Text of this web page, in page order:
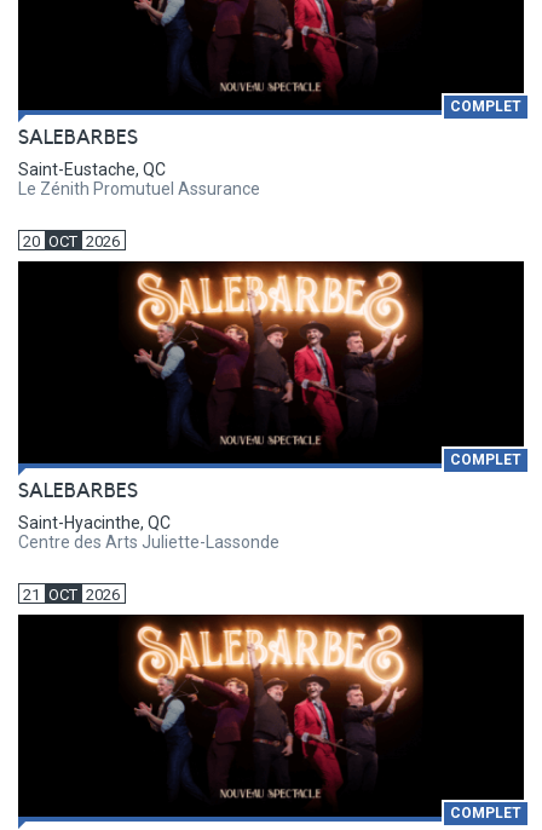
COMPLET
SALEBARBES
Saint-Eustache, QC
Le Zénith Promutuel Assurance
20 OCT 2026
COMPLET
SALEBARBES
Saint-Hyacinthe, QC
Centre des Arts Juliette-Lassonde
21 OCT 2026
COMPLET